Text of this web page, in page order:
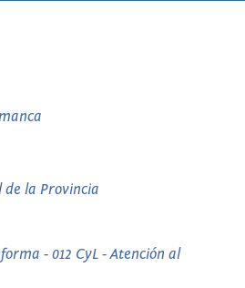
de la Provincia
- 012 CyL - Atención al